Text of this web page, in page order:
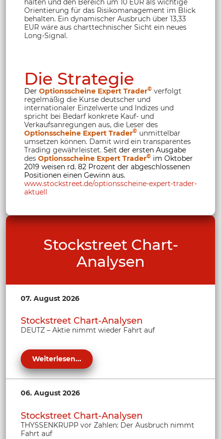
halten und den Bereich um 10 EUR als wichtige
Orientierung für das Risikomanagement im Blick
behalten. Ein dynamischer Ausbruch über 13,33
EUR wäre aus charttechnischer Sicht ein neues
Long-Signal.
Die Strategie
Der Optionsscheine Expert Trader© verfolgt
regelmäßig die Kurse deutscher und
internationaler Einzelwerte und Indizes und
spricht bei Bedarf konkrete Kauf- und
Verkaufsanregungen aus, die Leser des
Optionsscheine Expert Trader© unmittelbar
umsetzen können. Damit wird ein transparentes
Trading gewährleistet. Seit der ersten Ausgabe
des Optionsscheine Expert Trader© im Oktober
2019 weisen rd. 82 Prozent der abgeschlossenen
Positionen einen Gewinn aus.
www.stockstreet.de/optionsscheine-expert-trader-
aktuell
Stockstreet Chart-
Analysen
07. August 2026
Stockstreet Chart-Analysen
DEUTZ – Aktie nimmt wieder Fahrt auf
Weiterlesen...
06. August 2026
Stockstreet Chart-Analysen
THYSSENKRUPP vor Zahlen: Der Ausbruch nimmt
Fahrt auf